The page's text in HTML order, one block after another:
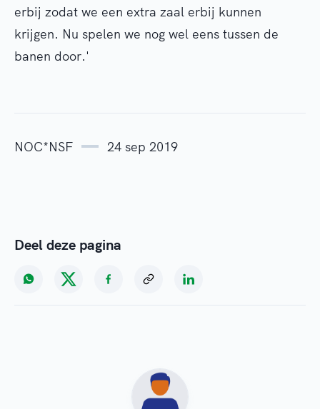
erbij zodat we een extra zaal erbij kunnen
krijgen. Nu spelen we nog wel eens tussen de
banen door.'
NOC*NSF 24 sep 2019
Deel deze pagina